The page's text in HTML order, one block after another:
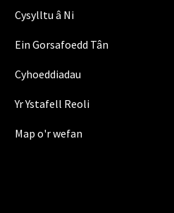
Cysylltu â Ni
Ein Gorsafoedd Tân
Cyhoeddiadau
Yr Ystafell Reoli
Map o'r wefan